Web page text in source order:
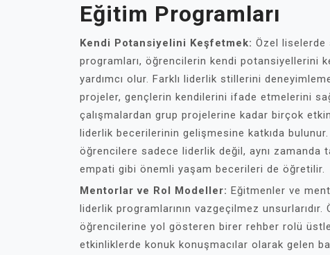
Eğitim Programları
Kendi Potansiyelini Keşfetmek: Özel liselerde
programları, öğrencilerin kendi potansiyellerini
yardımcı olur. Farklı liderlik stillerini
projeler, gençlerin kendilerini ifade etmelerini
çalışmalardan grup projelerine kadar birçok
liderlik becerilerinin gelişmesine katkıda
öğrencilere sadece liderlik değil, aynı zamanda
empati gibi önemli yaşam becerileri de öğretilir.
Mentorlar ve Rol Modeller: Eğitmenler ve
liderlik programlarının vazgeçilmez unsurlarıdır.
öğrencilerine yol gösteren birer rehber rolü
etkinliklerde konuk konuşmacılar olarak gelen